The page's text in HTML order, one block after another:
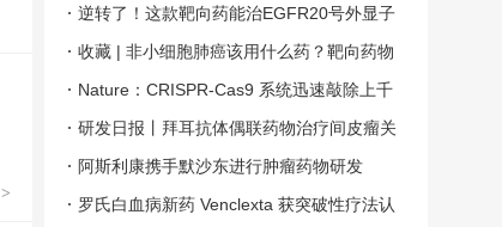
>
来精准治疗新选择
逆转了！这款靶向药能治EGFR20号外显子
插入突变的非小细胞肺癌
收藏 | 非小细胞肺癌该用什么药？靶向药物
速查手册来了！（靶点-靶向药-适应症-指南
推荐）
Nature：CRISPR-Cas9 系统迅速敲除上千
基因，寻找肿瘤免疫疗法新药
研发日报丨拜耳抗体偶联药物治疗间皮瘤关
键试验失败
阿斯利康携手默沙东进行肿瘤药物研发
罗氏白血病新药 Venclexta 获突破性疗法认